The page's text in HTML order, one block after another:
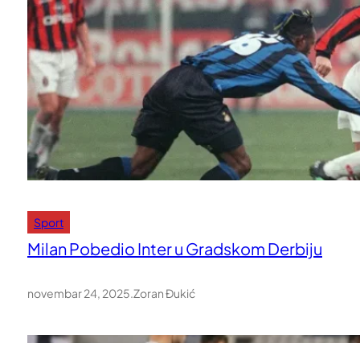
Sport
Milan Pobedio Inter u Gradskom Derbiju
novembar 24, 2025.Zoran Đukić